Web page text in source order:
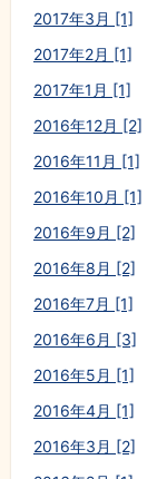
2017年3月 [1]
2017年2月 [1]
2017年1月 [1]
2016年12月 [2]
2016年11月 [1]
2016年10月 [1]
2016年9月 [2]
2016年8月 [2]
2016年7月 [1]
2016年6月 [3]
2016年5月 [1]
2016年4月 [1]
2016年3月 [2]